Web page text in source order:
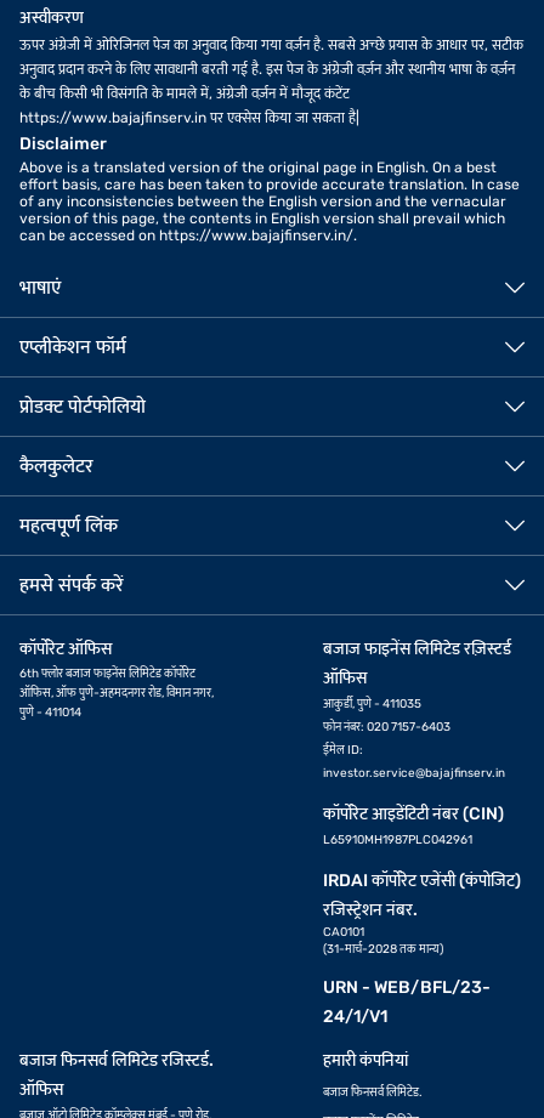
अस्वीकरण
ऊपर अंग्रेजी में ओरिजिनल पेज का अनुवाद किया गया वर्ज़न है. सबसे अच्छे प्रयास के आधार पर, सटीक
अनुवाद प्रदान करने के लिए सावधानी बरती गई है. इस पेज के अंग्रेजी वर्ज़न और स्थानीय भाषा के वर्ज़न
के बीच किसी भी विसंगति के मामले में, अंग्रेजी वर्ज़न में मौजूद कंटेंट
https://www.bajajfinserv.in पर एक्सेस किया जा सकता है|
Disclaimer
Above is a translated version of the original page in English. On a best
effort basis, care has been taken to provide accurate translation. In case
of any inconsistencies between the English version and the vernacular
version of this page, the contents in English version shall prevail which
can be accessed on https://www.bajajfinserv.in/.
भाषाएं
एप्लीकेशन फॉर्म
प्रोडक्ट पोर्टफोलियो
कैलकुलेटर
महत्वपूर्ण लिंक
हमसे संपर्क करें
कॉर्पोरेट ऑफिस
6th फ्लोर बजाज फाइनेंस लिमिटेड कॉर्पोरेट
ऑफिस, ऑफ पुणे-अहमदनगर रोड, विमान नगर,
पुणे - 411014
बजाज फाइनेंस लिमिटेड रज़िस्टर्ड
ऑफिस
आकुर्डी, पुणे - 411035
फोन नंबर: 020 7157-6403
ईमेल ID:
investor.service@bajajfinserv.in
कॉर्पोरेट आइडेंटिटी नंबर (CIN)
L65910MH1987PLC042961
IRDAI कॉर्पोरेट एजेंसी (कंपोजिट)
रजिस्ट्रेशन नंबर.
CA0101
(31-मार्च-2028 तक मान्य)
URN - WEB/BFL/23-
24/1/V1
बजाज फिनसर्व लिमिटेड रजिस्टर्ड.
ऑफिस
हमारी कंपनियां
बजाज फिनसर्व लिमिटेड.